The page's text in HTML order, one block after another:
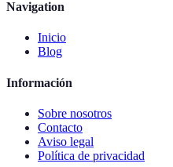
Navigation
Inicio
Blog
Información
Sobre nosotros
Contacto
Aviso legal
Política de privacidad